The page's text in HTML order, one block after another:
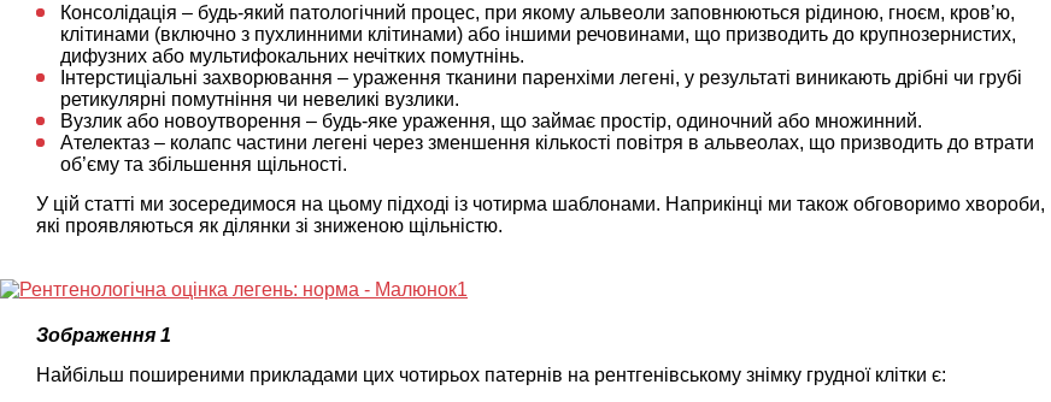
Консолідація – будь-який патологічний процес, при якому альвеоли заповнюються рідиною, гноєм, кров’ю,
клітинами (включно з пухлинними клітинами) або іншими речовинами, що призводить до крупнозернистих,
дифузних або мультифокальних нечітких помутнінь.
Інтерстиціальні захворювання – ураження тканини паренхіми легені, у результаті виникають дрібні чи грубі
ретикулярні помутніння чи невеликі вузлики.
Вузлик або новоутворення – будь-яке ураження, що займає простір, одиночний або множинний.
Ателектаз – колапс частини легені через зменшення кількості повітря в альвеолах, що призводить до втрати
об’єму та збільшення щільності.
У цій статті ми зосередимося на цьому підході із чотирма шаблонами. Наприкінці ми також обговоримо хвороби,
які проявляються як ділянки зі зниженою щільністю.
Зображення 1
Найбільш поширеними прикладами цих чотирьох патернів на рентгенівському знімку грудної клітки є: